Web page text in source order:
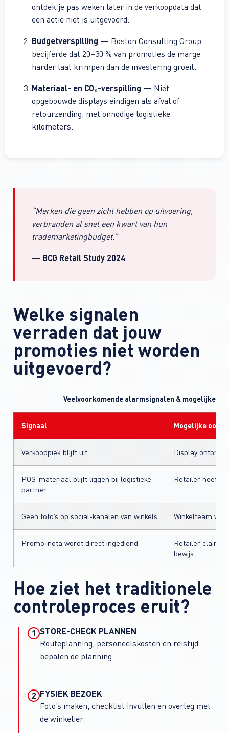
ontdek je pas weken later in de verkoopdata dat
een actie niet is uitgevoerd.
Budget­verspilling — Boston Consulting Group
becijferde dat 20–30 % van promoties de marge
harder laat krimpen dan de investering groeit.
Materiaal- en CO₂-verspilling — Niet
opgebouwde displays eindigen als afval of
retourzending, met onnodige logistieke
kilometers.
“Merken die geen zicht hebben op uitvoering,
verbranden al snel een kwart van hun
trademarketingbudget.”
— BCG Retail Study 2024
Welke signalen
verraden dat jouw
promoties niet worden
uitgevoerd?
Veelvoorkomende alarmsignalen & mogelijke
Signaal Mogelijke
Verkooppiek blijft uit Display
POS-materiaal blijft liggen bij logistieke
partner
Retailer heeft
Geen foto’s op social-kanalen van winkels Winkelteam
Promo-nota wordt direct ingediend
Retailer claimt
bewijs
Hoe ziet het traditionele
controle­proces eruit?
1 STORE-CHECK PLANNEN
Routeplanning, personeelskosten en reistijd
bepalen de planning.
2 FYSIEK BEZOEK
Foto’s maken, checklist invullen en overleg met
de winkelier.